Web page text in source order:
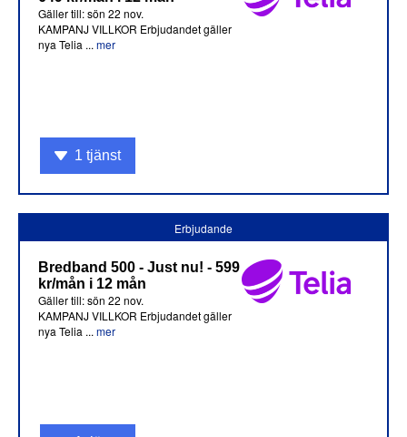
Gäller till: sön 22 nov.
KAMPANJ VILLKOR Erbjudandet gäller
nya Telia ... mer
1 tjänst
Erbjudande
Bredband 500 - Just nu! - 599
kr/mån i 12 mån
Gäller till: sön 22 nov.
KAMPANJ VILLKOR Erbjudandet gäller
nya Telia ... mer